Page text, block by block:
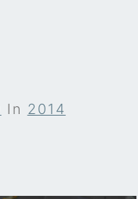
In 2014